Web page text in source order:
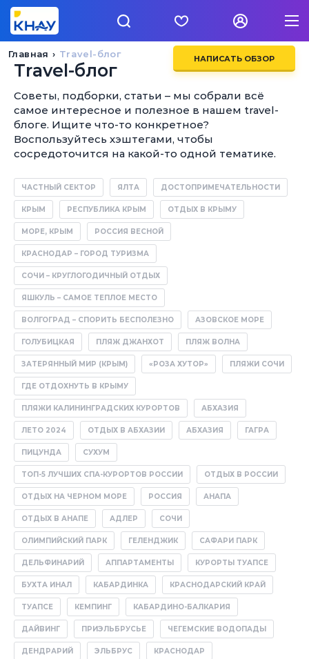
Travel-блог
Главная
Travel-блог
НАПИСАТЬ ОБЗОР
Советы, подборки, статьи – мы собрали всё
самое интересное и полезное в нашем travel-
блоге. Ищите что-то конкретное?
Воспользуйтесь хэштегами, чтобы
сосредоточится на какой-то одной тематике.
ЧАСТНЫЙ СЕКТОР ЯЛТА ДОСТОПРИМЕЧАТЕЛЬНОСТИ
КРЫМ РЕСПУБЛИКА КРЫМ ОТДЫХ В КРЫМУ
МОРЕ, КРЫМ РОССИЯ ВЕСНОЙ
КРАСНОДАР – ГОРОД ТУРИЗМА
СОЧИ – КРУГЛОГОДИЧНЫЙ ОТДЫХ
ЯШКУЛЬ – САМОЕ ТЕПЛОЕ МЕСТО
ВОЛГОГРАД – СПОРИТЬ БЕСПОЛЕЗНО АЗОВСКОЕ МОРЕ
ГОЛУБИЦКАЯ ПЛЯЖ ДЖАНХОТ ПЛЯЖ ВОЛНА
ЗАТЕРЯННЫЙ МИР (КРЫМ) «РОЗА ХУТОР» ПЛЯЖИ СОЧИ
ГДЕ ОТДОХНУТЬ В КРЫМУ
ПЛЯЖИ КАЛИНИНГРАДСКИХ КУРОРТОВ АБХАЗИЯ
ЛЕТО 2024 ОТДЫХ В АБХАЗИИ АБХАЗИЯ ГАГРА
ПИЦУНДА СУХУМ
ТОП-5 ЛУЧШИХ СПА-КУРОРТОВ РОССИИ ОТДЫХ В РОССИИ
ОТДЫХ НА ЧЕРНОМ МОРЕ РОССИЯ АНАПА
ОТДЫХ В АНАПЕ АДЛЕР СОЧИ
ОЛИМПИЙСКИЙ ПАРК ГЕЛЕНДЖИК САФАРИ ПАРК
ДЕЛЬФИНАРИЙ АППАРТАМЕНТЫ КУРОРТЫ ТУАПСЕ
БУХТА ИНАЛ КАБАРДИНКА КРАСНОДАРСКИЙ КРАЙ
ТУАПСЕ КЕМПИНГ КАБАРДИНО-БАЛКАРИЯ
ДАЙВИНГ ПРИЭЛЬБРУСЬЕ ЧЕГЕМСКИЕ ВОДОПАДЫ
ДЕНДРАРИЙ ЭЛЬБРУС КРАСНОДАР